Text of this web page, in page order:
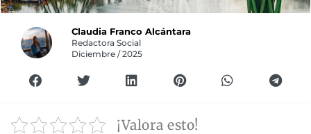
Claudia Franco Alcántara
Redactora Social
Diciembre / 2025
¡Valora esto!